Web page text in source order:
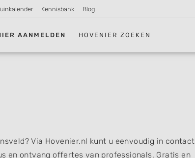
Kennisbank Blog
AANMELDEN HOVENIER ZOEKEN
Via Hovenier.nl kunt u eenvoudig in contact
en ontvang offertes van professionals. Gratis en